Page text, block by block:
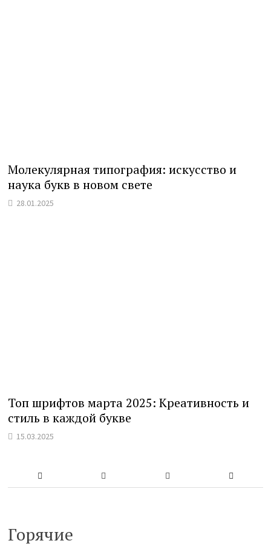
Молекулярная типография: искусство и
наука букв в новом свете
28.01.2025
Топ шрифтов марта 2025: Креативность и
стиль в каждой букве
15.03.2025
Горячие